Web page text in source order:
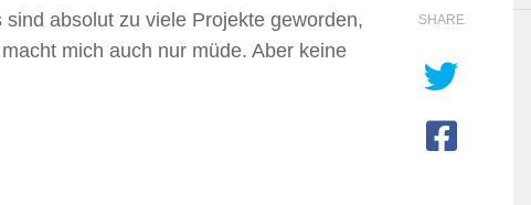
absolut zu viele Projekte geworden,
mich auch nur müde. Aber keine
SHARE